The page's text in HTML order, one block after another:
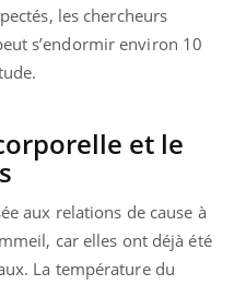
les chercheurs
s’endormir environ 10
et le
aux relations de cause à
car elles ont déjà été
La température du